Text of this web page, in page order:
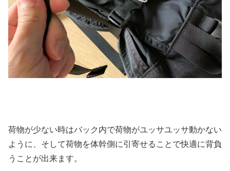
荷物が少ない時はバック内で荷物がユッサユッサ動かない
ように、そして荷物を体幹側に引寄せることで快適に背負
うことが出来ます。